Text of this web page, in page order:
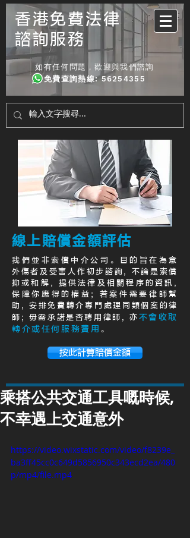
香港免費法律
諮詢服務
如有任何問題，歡迎與我們諮詢
免費查詢熱線:56254355
線上賠償金額評估
我們並非索償中介公司。目的旨在為意
外傷者及受害人作初步諮詢, 不論是索償
抑或和解, 提供法律及相關程序的資訊,
保障你應得的權益; 若案件需要律師幫
助, 安排免費轉介專門處理同類個案的律
師; 毋需承諾是否聘用律師, 亦 不會收取
轉介或任何服務費用 。
按此計算賠償金額
乘搭公共交通工具嘅時候,
不幸遇上交通意外
https://video.wixstatic.com/video/f8239e_
ba3ff45cc0c649d5856950c343ecd2ea/480
p/mp4/file.mp4